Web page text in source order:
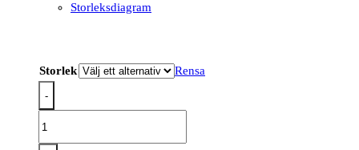
Storleksdiagram
Storlek Rensa
-